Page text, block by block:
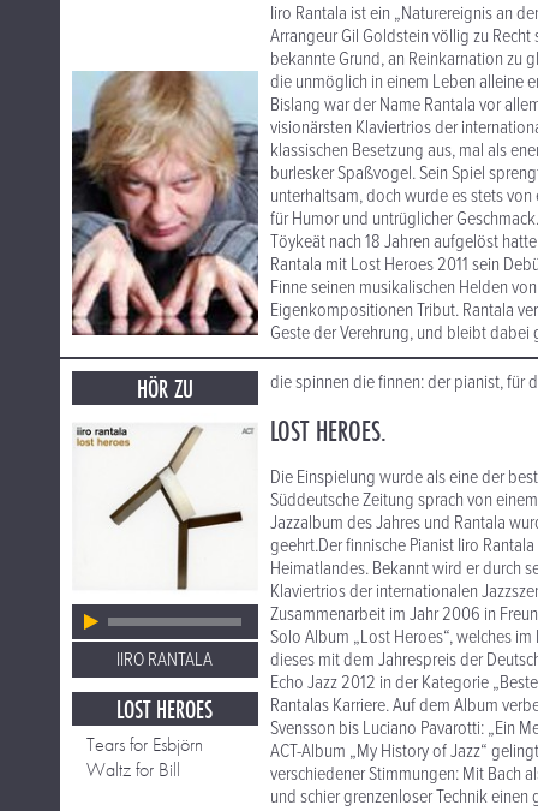
Iiro Rantala ist ein „Naturereignis an
Arrangeur Gil Goldstein völlig zu
bekannte Grund, an Reinkarnation zu
die unmöglich in einem Leben alleine
Bislang war der Name Rantala vor
visionärsten Klaviertrios der
klassischen Besetzung aus, mal als
burlesker Spaßvogel. Sein Spiel
unterhaltsam, doch wurde es stets
für Humor und untrüglicher
Töykeät nach 18 Jahren aufgelöst
Rantala mit Lost Heroes 2011 sein
Finne seinen musikalischen Helden
Eigenkompositionen Tribut. Rantala
Geste der Verehrung, und bleibt dabei
HÖR ZU
IIRO RANTALA
LOST HEROES
Tears for Esbjörn
Waltz for Bill
die spinnen die finnen: der pianist, für
LOST HEROES.
Die Einspielung wurde als eine der
Süddeutsche Zeitung sprach von
Jazzalbum des Jahres und Rantala
geehrt.Der finnische Pianist Iiro
Heimatlandes. Bekannt wird er durch
Klaviertrios der internationalen
Zusammenarbeit im Jahr 2006 in
Solo Album „Lost Heroes“, welches
dieses mit dem Jahrespreis der
Echo Jazz 2012 in der Kategorie
Rantalas Karriere. Auf dem Album
Svensson bis Luciano Pavarotti: „Ein
ACT-Album „My History of Jazz“
verschiedener Stimmungen: Mit Bach
und schier grenzenloser Technik